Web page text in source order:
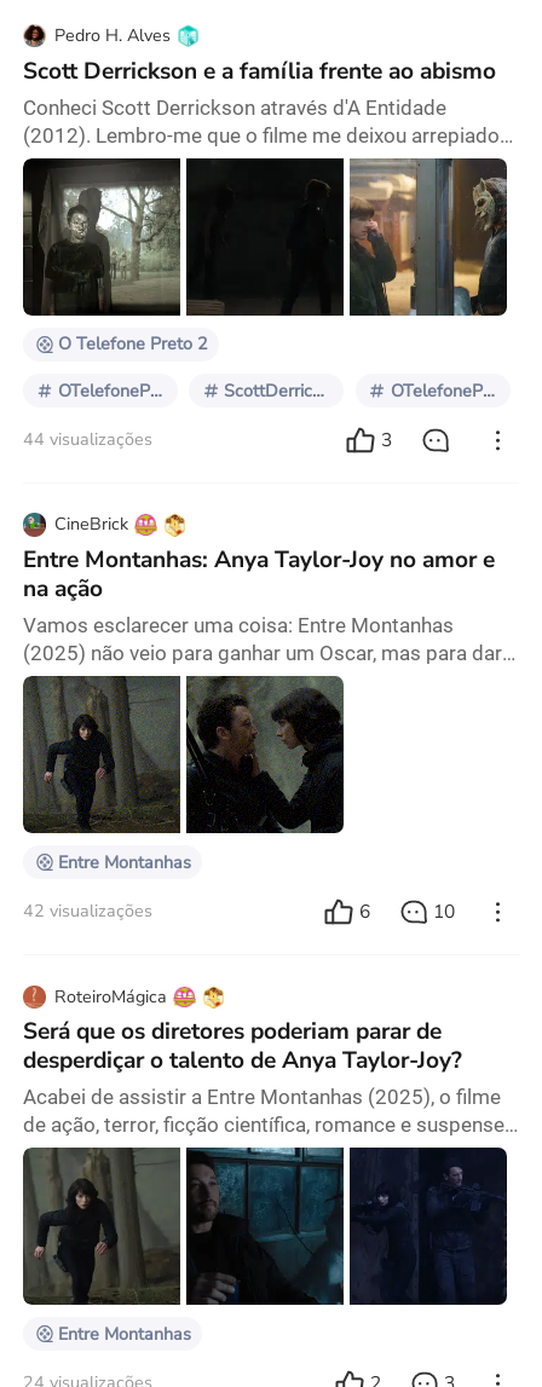
Pedro H. Alves
Scott Derrickson e a família frente ao abismo
Conheci Scott Derrickson através d'A Entidade
(2012). Lembro-me que o filme me deixou arrepiado
na sua metade inicial, onde um escritor (Ethan Hawke)
encontrava filmes snuff em super 8 na casa para a
qual acabara de se mudar com a família. Existe na
produção uma marca, que hoje compreendo como
autoral, e que muito contribui para a atmosfera de
horror: a maneira como Derrickson nos aproxima do
O Telefone Preto 2
OTelefonePreto2 ScottDerrickson OTelefonePreto
44 visualizações 3
CineBrick
Entre Montanhas: Anya Taylor-Joy no amor e
na ação
Vamos esclarecer uma coisa: Entre Montanhas
(2025) não veio para ganhar um Oscar, mas para dar
um soco na cara com estilo, incendiar as coisas sem
motivo e contar uma história de amor caótica
enquanto monstros se esgoelam em segundo plano.
E sinceramente? Eu adorei cada segundo. O filme é
um glorioso retorno aos clássicos de ação absurdos
que costumavam dominar as noites dos finais de
Entre Montanhas
42 visualizações 6 10
RoteiroMágica
Será que os diretores poderiam parar de
desperdiçar o talento de Anya Taylor-Joy?
Acabei de assistir a Entre Montanhas (2025), o filme
de ação, terror, ficção científica, romance e suspense
(sim, tudo junto e misturado) que está em alta na
Apple TV desde fevereiro. Mas tenho uma grande
questão: por que Hollywood insiste em dar a Anya
Taylor-Joy papéis visualmente impressionantes, mas
totalmente esquecíveis? Nesse filme, ela interpreta
Drasa, uma atiradora de elite enviada para
Entre Montanhas